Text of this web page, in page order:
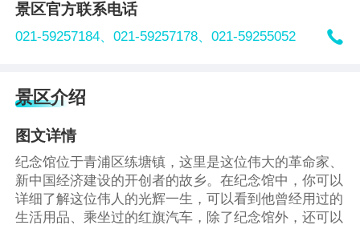
景区官方联系电话
021-59257184、021-59257178、021-59255052 
景区介绍
图文详情
纪念馆位于青浦区练塘镇，这里是这位伟大的革命家、
新中国经济建设的开创者的故乡。在纪念馆中，你可以
详细了解这位伟人的光辉一生，可以看到他曾经用过的
生活用品、乘坐过的红旗汽车，除了纪念馆外，还可以